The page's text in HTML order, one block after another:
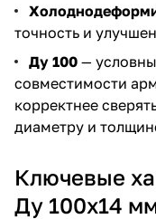
точность и
Ду 100 —
совместимости
корректнее
диаметру и
Ключевые
Ду 100х14